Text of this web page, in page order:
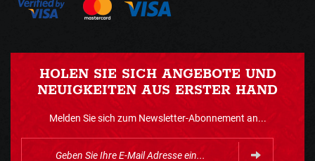
HOLEN SIE SICH ANGEBOTE UND
NEUIGKEITEN AUS ERSTER HAND
Melden Sie sich zum Newsletter-Abonnement an...